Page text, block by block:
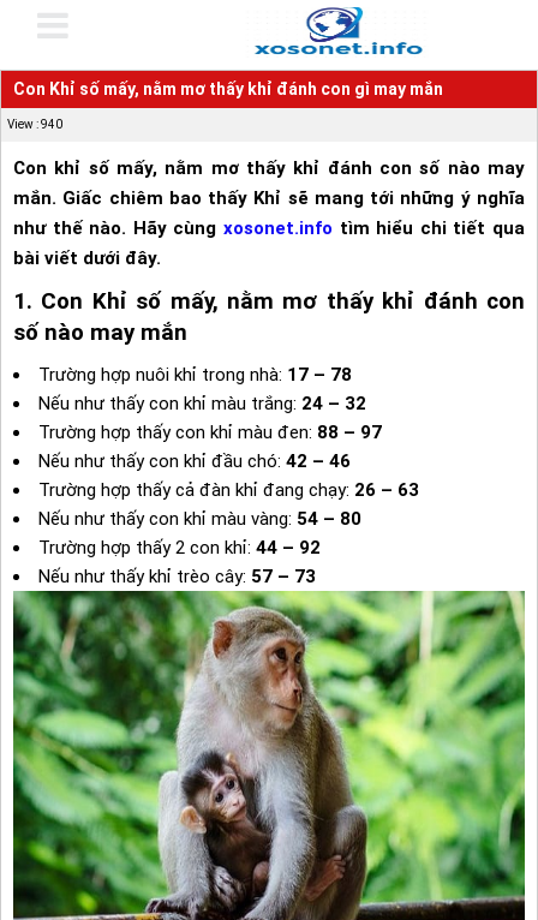
Con Khỉ số mấy, nằm mơ thấy khỉ đánh con gì may mắn
View : 940
Con khỉ số mấy, nằm mơ thấy khỉ đánh con số nào may
mắn. Giấc chiêm bao thấy Khỉ sẽ mang tới những ý nghĩa
như thế nào. Hãy cùng xosonet.info tìm hiểu chi tiết qua
bài viết dưới đây.
1. Con Khỉ số mấy, nằm mơ thấy khỉ đánh con
số nào may mắn
Trường hợp nuôi khỉ trong nhà: 17 – 78
Nếu như thấy con khỉ màu trắng: 24 – 32
Trường hợp thấy con khỉ màu đen: 88 – 97
Nếu như thấy con khỉ đầu chó: 42 – 46
Trường hợp thấy cả đàn khỉ đang chạy: 26 – 63
Nếu như thấy con khỉ màu vàng: 54 – 80
Trường hợp thấy 2 con khỉ: 44 – 92
Nếu như thấy khỉ trèo cây: 57 – 73